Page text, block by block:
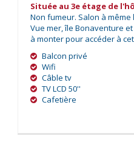
Située au 3e étage de
Non fumeur. Salon à
Vue mer, île Bonaventure
à monter pour accéder à
Balcon privé
Wifi
Câble tv
TV LCD 50''
Cafetière